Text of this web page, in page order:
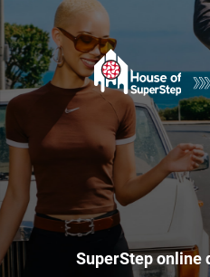
SuperStep online